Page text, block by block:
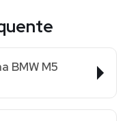
BMW M5